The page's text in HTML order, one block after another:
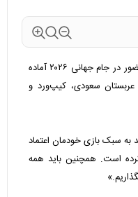
تیم ملی اسپانیا خود را برای حضور در جام جهانی ۲۰۲۶ آماده
عربستان سعودی، کیپ‌ورد و
به سبک بازی خودمان اعتماد
است. همچنین باید همه